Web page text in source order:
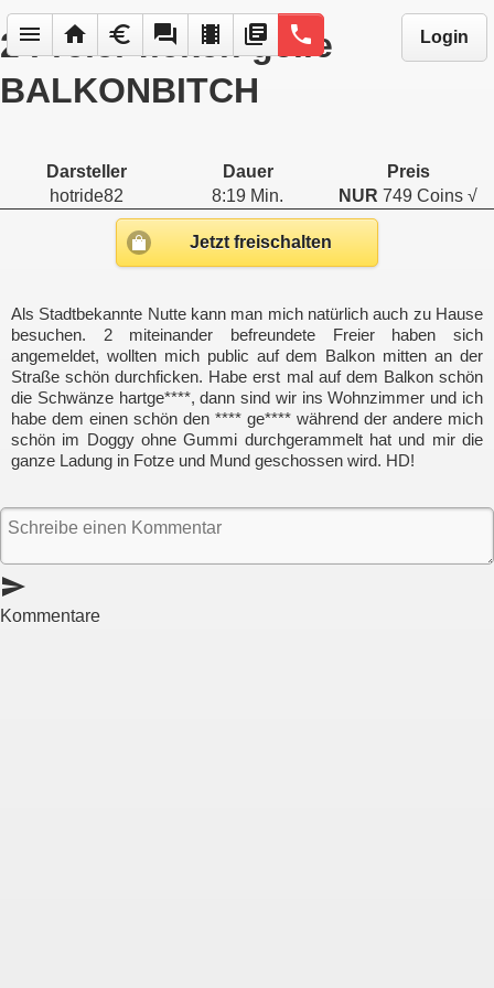
menu home euro forum local_movies library_books phone Login
2 Freier ficken geile
BALKONBITCH
Darsteller Dauer
Preis
hotride82
8:19 Min. NUR 749 Coins √
Jetzt freischalten
Als Stadtbekannte Nutte kann man mich natürlich auch zu Hause
besuchen. 2 miteinander befreundete Freier haben sich
angemeldet, wollten mich public auf dem Balkon mitten an der
Straße schön durchficken. Habe erst mal auf dem Balkon schön
die Schwänze hartge****, dann sind wir ins Wohnzimmer und ich
habe dem einen schön den **** ge**** während der andere mich
schön im Doggy ohne Gummi durchgerammelt hat und mir die
ganze Ladung in Fotze und Mund geschossen wird. HD!
send
Kommentare